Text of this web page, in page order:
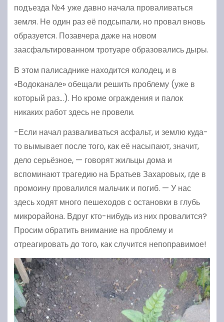
подъезда №4 уже давно начала проваливаться
земля. Не один раз её подсыпали, но провал вновь
образуется. Позавчера даже на новом
заасфальтированном тротуаре образовались дыры.
В этом палисаднике находится колодец, и в
«Водоканале» обещали решить проблему (уже в
который раз…). Но кроме ограждения и палок
никаких работ здесь не провели.
-Если начал разваливаться асфальт, и землю куда-
то вымывает после того, как её насыпают, значит,
дело серьёзное, — говорят жильцы дома и
вспоминают трагедию на Братьев Захаровых, где в
промоину провалился мальчик и погиб. — У нас
здесь ходят много пешеходов с остановки в глубь
микрорайона. Вдруг кто-нибудь из них провалится?
Просим обратить внимание на проблему и
отреагировать до того, как случится непоправимое!